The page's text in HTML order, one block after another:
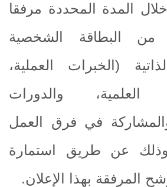
المدة المحددة مرفقا
البطاقة الشخصية
(الخبرات العملية،
العلمية، والدورات
والمشاركة في فرق العمل
وذلك عن طريق استمارة
المرفقة بهذا الإعلان.